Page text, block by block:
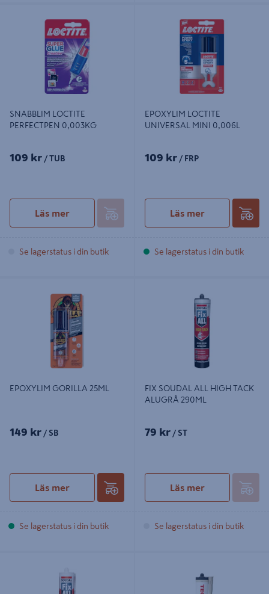
SNABBLIM LOCTITE
PERFECTPEN 0,003KG
109 kr / TUB
Läs mer
Se lagerstatus i din butik
MINI 0,006L
EPOXYLIM LOCTITE
UNIVERSAL MINI 0,006L
109 kr / FRP
Läs mer
Se lagerstatus i din butik
EPOXYLIM GORILLA 25ML
149 kr / SB
Läs mer
Se lagerstatus i din butik
FIX SOUDAL ALL HIGH TACK
ALUGRÅ 290ML
79 kr / ST
Läs mer
Se lagerstatus i din butik